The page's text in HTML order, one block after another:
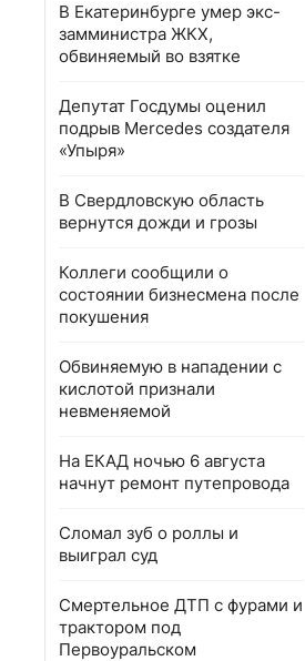
В Екатеринбурге умер экс-
замминистра ЖКХ,
обвиняемый во взятке
Депутат Госдумы оценил
подрыв Mercedes создателя
«Упыря»
В Свердловскую область
вернутся дожди и грозы
Коллеги сообщили о
состоянии бизнесмена после
покушения
Обвиняемую в нападении с
кислотой признали
невменяемой
На ЕКАД ночью 6 августа
начнут ремонт путепровода
Сломал зуб о роллы и
выиграл суд
Смертельное ДТП с фурами и
трактором под
Первоуральском